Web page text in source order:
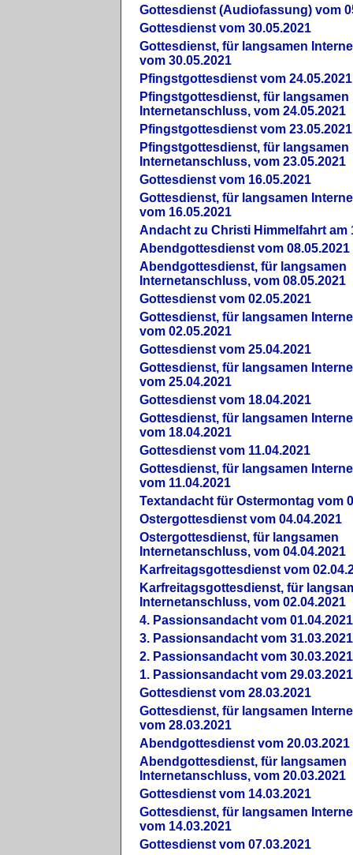
Gottesdienst (Audiofassung) vom
Gottesdienst vom 30.05.2021
Gottesdienst, für langsamen
vom 30.05.2021
Pfingstgottesdienst vom 24.05.2021
Pfingstgottesdienst, für langsamen
Internetanschluss, vom 24.05.2021
Pfingstgottesdienst vom 23.05.2021
Pfingstgottesdienst, für langsamen
Internetanschluss, vom 23.05.2021
Gottesdienst vom 16.05.2021
Gottesdienst, für langsamen
vom 16.05.2021
Andacht zu Christi Himmelfahrt am
Abendgottesdienst vom 08.05.2021
Abendgottesdienst, für langsamen
Internetanschluss, vom 08.05.2021
Gottesdienst vom 02.05.2021
Gottesdienst, für langsamen
vom 02.05.2021
Gottesdienst vom 25.04.2021
Gottesdienst, für langsamen
vom 25.04.2021
Gottesdienst vom 18.04.2021
Gottesdienst, für langsamen
vom 18.04.2021
Gottesdienst vom 11.04.2021
Gottesdienst, für langsamen
vom 11.04.2021
Textandacht für Ostermontag vom
Ostergottesdienst vom 04.04.2021
Ostergottesdienst, für langsamen
Internetanschluss, vom 04.04.2021
Karfreitagsgottesdienst vom
Karfreitagsgottesdienst, für
Internetanschluss, vom 02.04.2021
4. Passionsandacht vom 01.04.2021
3. Passionsandacht vom 31.03.2021
2. Passionsandacht vom 30.03.2021
1. Passionsandacht vom 29.03.2021
Gottesdienst vom 28.03.2021
Gottesdienst, für langsamen
vom 28.03.2021
Abendgottesdienst vom 20.03.2021
Abendgottesdienst, für langsamen
Internetanschluss, vom 20.03.2021
Gottesdienst vom 14.03.2021
Gottesdienst, für langsamen
vom 14.03.2021
Gottesdienst vom 07.03.2021